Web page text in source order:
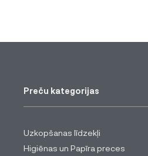
Preču kategorijas
Uzkopšanas līdzekļi
Higiēnas un Papīra preces